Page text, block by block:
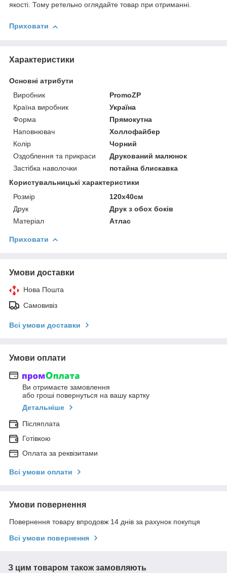
якості. Тому ретельно оглядайте товар при отриманні.
Приховати
Характеристики
Основні атрибути
Виробник
PromoZP
Країна виробник
Україна
Форма
Прямокутна
Наповнювач
Холлофайбер
Колір
Чорний
Оздоблення та прикраси
Друкований малюнок
Застібка наволочки
потайна блискавка
Користувальницькі характеристики
Розмір
120х40см
Друк
Друк з обох боків
Матеріал
Атлас
Приховати
Умови доставки
Нова Пошта
Самовивіз
Всі умови доставки
Умови оплати
Ви отримаєте замовлення
або гроші повернуться на вашу картку
Детальніше
Післяплата
Готівкою
Оплата за реквізитами
Всі умови оплати
Умови повернення
Повернення товару впродовж 14 днів за рахунок покупця
Всі умови повернення
З цим товаром також замовляють